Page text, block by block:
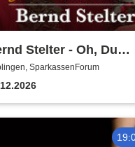
Stelter - Oh, Du
SparkassenForum